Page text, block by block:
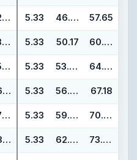
2.270 5.33 46.99 57.65
2.395 5.33 50.17 60.83
2.520 5.33 53.34 64.00
2.645 5.33 56.52 67.18
2.770 5.33 59.69 70.35
2.895 5.33 62.87 73.53